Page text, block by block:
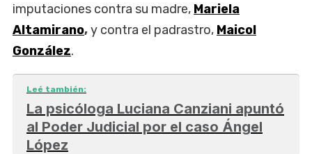
imputaciones contra su madre, Mariela
Altamirano,y contra el padrastro, Maicol
González.
Leé también:
La psicóloga Luciana Canziani apuntó
al Poder Judicial por el caso Ángel
López